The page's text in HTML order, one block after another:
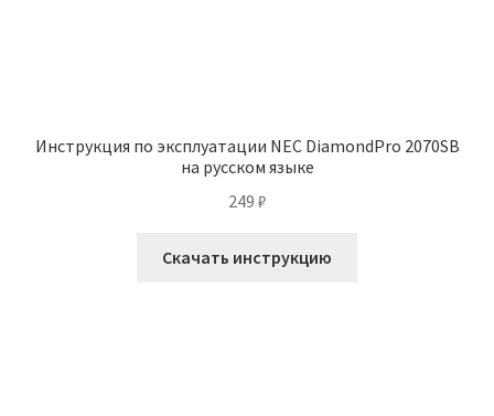
Инструкция по эксплуатации NEC DiamondPro 2070SB
на русском языке
249 ₽
Скачать инструкцию